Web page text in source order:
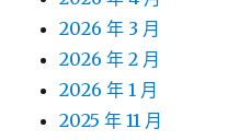
2026 年 3 月
2026 年 2 月
2026 年 1 月
2025 年 11 月